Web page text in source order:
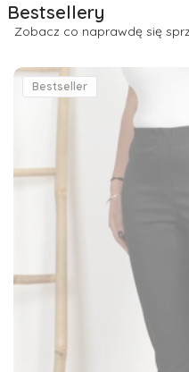
Bestsellery
Zobacz co naprawdę się
Bestseller